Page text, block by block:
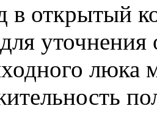
в открытый
люка